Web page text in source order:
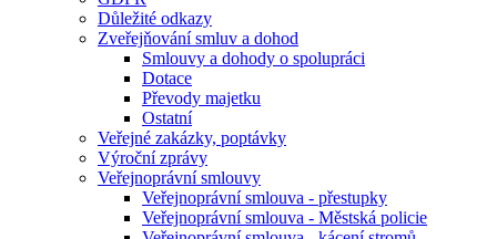
Důležité odkazy
Zveřejňování smluv a dohod
Smlouvy a dohody o spolupráci
Dotace
Převody majetku
Ostatní
Veřejné zakázky, poptávky
Výroční zprávy
Veřejnoprávní smlouvy
Veřejnoprávní smlouva - přestupky
Veřejnoprávní smlouva - Městská policie